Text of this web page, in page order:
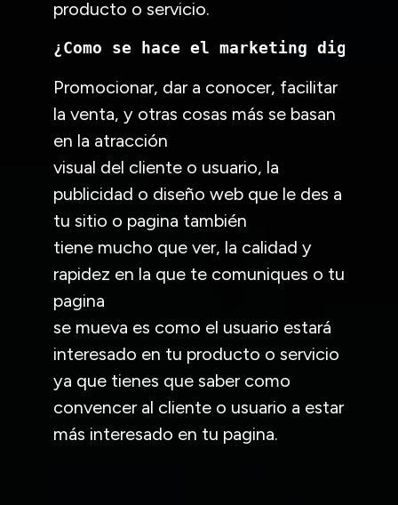
producto o servicio.
¿Como se hace el marketing digital?
Promocionar, dar a conocer, facilitar
la venta, y otras cosas más se basan
en la atracción
visual del cliente o usuario, la
publicidad o diseño web que le des a
tu sitio o pagina también
tiene mucho que ver, la calidad y
rapidez en la que te comuniques o tu
pagina
se mueva es como el usuario estará
interesado en tu producto o servicio
ya que tienes que saber como
convencer al cliente o usuario a estar
más interesado en tu pagina.